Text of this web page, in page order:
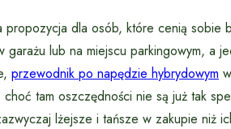
dla osób, które cenią sobie
garażu lub na miejscu parkingowym, a
przewodnik po napędzie hybrydowym
tam oszczędności nie są już tak
lżejsze i tańsze w zakupie niż